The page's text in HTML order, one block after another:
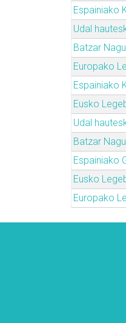
Espainiako
Udal
Batzar
Europako
Espainiako
Eusko
Udal
Batzar
Espainiako
Eusko
Europako